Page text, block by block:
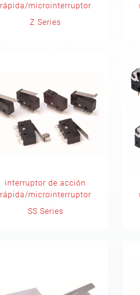
rápida/microinterruptor
Z Series
interruptor de acción
rápida/microinterruptor
SS Series